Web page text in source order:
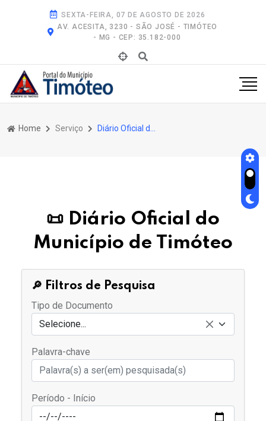
SEXTA-FEIRA, 07 DE AGOSTO DE 2026
AV. ACESITA, 3230 - SÃO JOSÉ - TIMÓTEO
- MG - CEP: 35.182-000
Home Serviço
📜 Diário Oficial do
Município de Timóteo
🔎 Filtros de Pesquisa
Tipo de Documento
Selecione...
Palavra-chave
Período - Início